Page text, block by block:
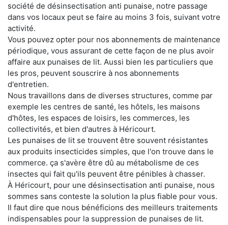
société de désinsectisation anti punaise, notre passage
dans vos locaux peut se faire au moins 3 fois, suivant votre
activité.
Vous pouvez opter pour nos abonnements de maintenance
périodique, vous assurant de cette façon de ne plus avoir
affaire aux punaises de lit. Aussi bien les particuliers que
les pros, peuvent souscrire à nos abonnements
d'entretien.
Nous travaillons dans de diverses structures, comme par
exemple les centres de santé, les hôtels, les maisons
d'hôtes, les espaces de loisirs, les commerces, les
collectivités, et bien d'autres à Héricourt.
Les punaises de lit se trouvent être souvent résistantes
aux produits insecticides simples, que l'on trouve dans le
commerce. ça s'avère être dû au métabolisme de ces
insectes qui fait qu'ils peuvent être pénibles à chasser.
À Héricourt, pour une désinsectisation anti punaise, nous
sommes sans conteste la solution la plus fiable pour vous.
Il faut dire que nous bénéficions des meilleurs traitements
indispensables pour la suppression de punaises de lit.